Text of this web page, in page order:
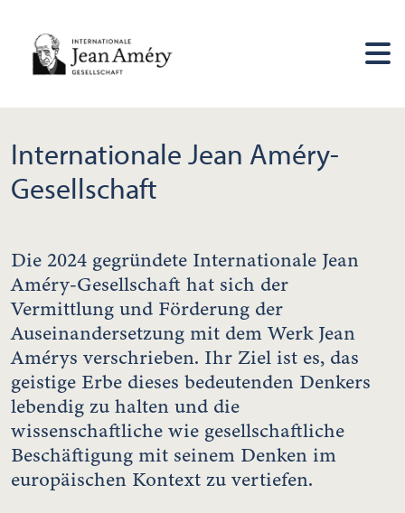
Internationale Jean Améry-
Gesellschaft
Die 2024 gegründete Internationale Jean
Améry-Gesellschaft hat sich der
Vermittlung und Förderung der
Auseinandersetzung mit dem Werk Jean
Amérys verschrieben. Ihr Ziel ist es, das
geistige Erbe dieses bedeutenden Denkers
lebendig zu halten und die
wissenschaftliche wie gesellschaftliche
Beschäftigung mit seinem Denken im
europäischen Kontext zu vertiefen.